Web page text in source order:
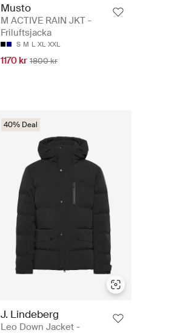
Musto
M ACTIVE RAIN JKT -
Friluftsjacka
S M L XL XXL
1170 kr 1800 kr
40% Deal
J. Lindeberg
Leo Down Jacket -